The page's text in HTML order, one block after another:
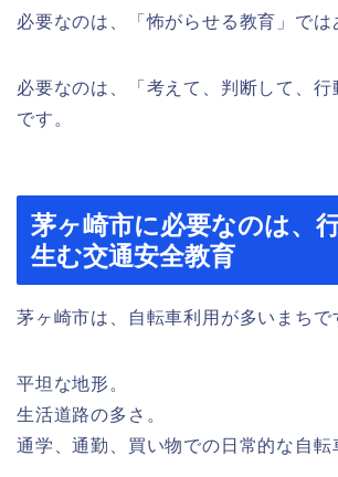
必要なのは、「怖がらせる教育」では
必要なのは、「考えて、判断して、行
です。
茅ヶ崎市に必要なのは、
生む交通安全教育
茅ヶ崎市は、自転車利用が多いまちで
平坦な地形。
生活道路の多さ。
通学、通勤、買い物での日常的な自転